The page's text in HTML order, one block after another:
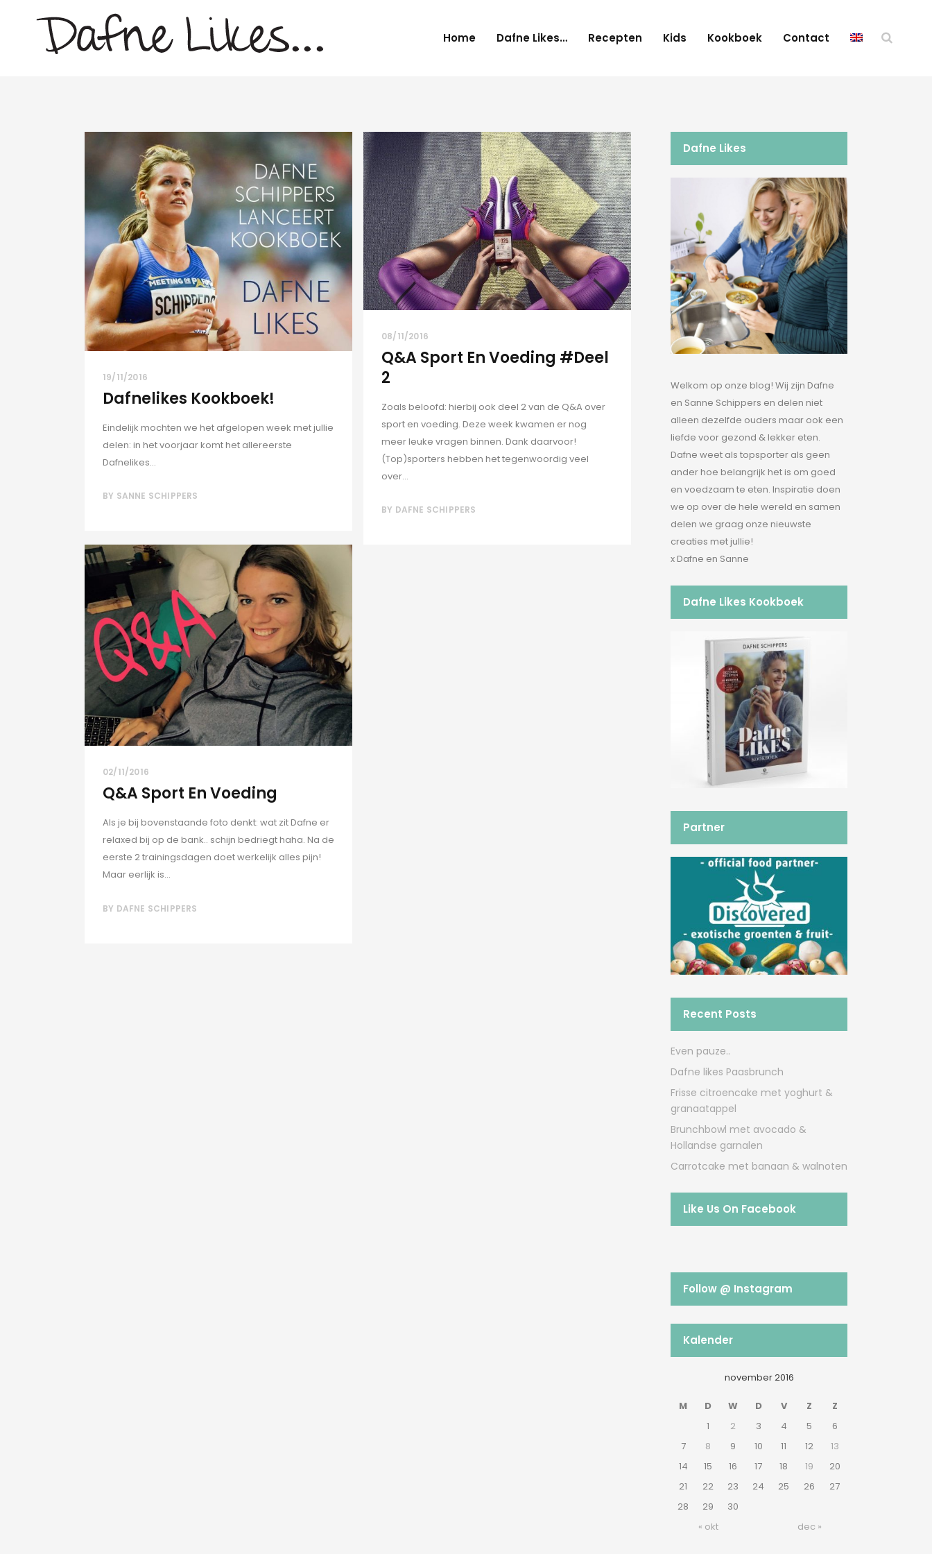
Home Dafne Likes… Recepten Kids Kookboek Contact
19/11/2016
Dafnelikes Kookboek!
Eindelijk mochten we het afgelopen week met jullie
delen: in het voorjaar komt het allereerste
Dafnelikes...
BY SANNE SCHIPPERS
08/11/2016
Q&A Sport En Voeding #deel
2
Zoals beloofd: hierbij ook deel 2 van de Q&A over
sport en voeding. Deze week kwamen er nog
meer leuke vragen binnen. Dank daarvoor!
(Top)sporters hebben het tegenwoordig veel
over...
BY DAFNE SCHIPPERS
02/11/2016
Q&A Sport En Voeding
Als je bij bovenstaande foto denkt: wat zit Dafne er
relaxed bij op de bank.. schijn bedriegt haha. Na de
eerste 2 trainingsdagen doet werkelijk alles pijn!
Maar eerlijk is...
BY DAFNE SCHIPPERS
Dafne Likes
Welkom op onze blog! Wij zijn Dafne
en Sanne Schippers en delen niet
alleen dezelfde ouders maar ook een
liefde voor gezond & lekker eten.
Dafne weet als topsporter als geen
ander hoe belangrijk het is om goed
en voedzaam te eten. Inspiratie doen
we op over de hele wereld en samen
delen we graag onze nieuwste
creaties met jullie!
x Dafne en Sanne
Dafne Likes Kookboek
Partner
Recent Posts
Even pauze..
Dafne likes Paasbrunch
Frisse citroencake met yoghurt &
granaatappel
Brunchbowl met avocado &
Hollandse garnalen
Carrotcake met banaan & walnoten
Like Us On Facebook
Follow @ Instagram
Kalender
november 2016
M D W D V Z Z
« okt dec »
1 2 3 4 5
6
7
8 9 10 11 12
13
14
15 16 17 18 19
20
21
22 23 24 25 26
27
28
29 30